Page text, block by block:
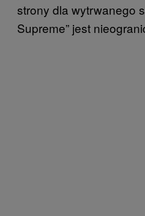
strony dla wytrwanego
Supreme” jest